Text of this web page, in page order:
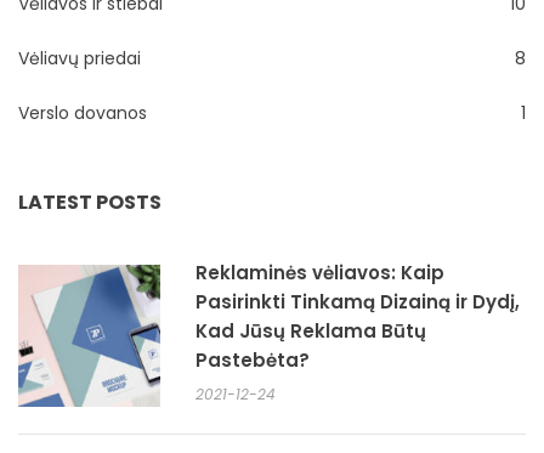
Vėliavų priedai 8
Verslo dovanos 1
LATEST POSTS
Reklaminės vėliavos: Kaip
Pasirinkti Tinkamą Dizainą ir Dydį,
Kad Jūsų Reklama Būtų
Pastebėta?
2021-12-24